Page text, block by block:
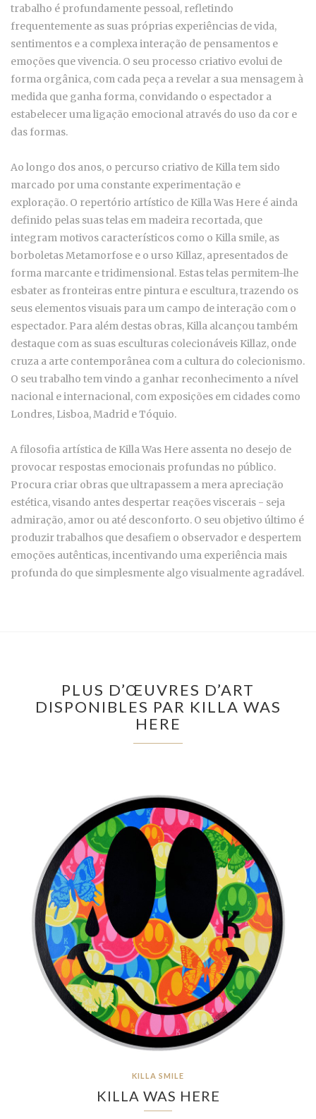
trabalho é profundamente pessoal, refletindo
frequentemente as suas próprias experiências de vida,
sentimentos e a complexa interação de pensamentos e
emoções que vivencia. O seu processo criativo evolui de
forma orgânica, com cada peça a revelar a sua mensagem à
medida que ganha forma, convidando o espectador a
estabelecer uma ligação emocional através do uso da cor e
das formas.
Ao longo dos anos, o percurso criativo de Killa tem sido
marcado por uma constante experimentação e
exploração. O repertório artístico de Killa Was Here é ainda
definido pelas suas telas em madeira recortada, que
integram motivos característicos como o Killa smile, as
borboletas Metamorfose e o urso Killaz, apresentados de
forma marcante e tridimensional. Estas telas permitem-lhe
esbater as fronteiras entre pintura e escultura, trazendo os
seus elementos visuais para um campo de interação com o
espectador. Para além destas obras, Killa alcançou também
destaque com as suas esculturas colecionáveis Killaz, onde
cruza a arte contemporânea com a cultura do colecionismo.
O seu trabalho tem vindo a ganhar reconhecimento a nível
nacional e internacional, com exposições em cidades como
Londres, Lisboa, Madrid e Tóquio.
A filosofia artística de Killa Was Here assenta no desejo de
provocar respostas emocionais profundas no público.
Procura criar obras que ultrapassem a mera apreciação
estética, visando antes despertar reações viscerais - seja
admiração, amor ou até desconforto. O seu objetivo último é
produzir trabalhos que desafiem o observador e despertem
emoções autênticas, incentivando uma experiência mais
profunda do que simplesmente algo visualmente agradável.
PLUS D’ŒUVRES D’ART
DISPONIBLES PAR KILLA WAS
HERE
KILLA SMILE
KILLA WAS HERE